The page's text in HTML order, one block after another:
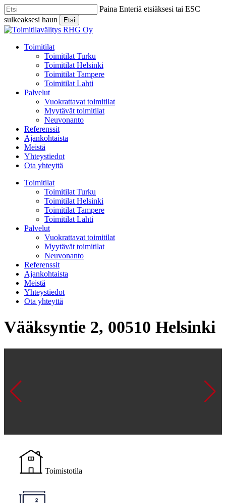
Skip
to
main
content
Paina Enteriä etsiäksesi tai ESC
sulkeaksesi haun
Etsi
Close
Menu
Toimitilat
Toimitilat Turku
Toimitilat Helsinki
Toimitilat Tampere
Toimitilat Lahti
Palvelut
Vuokrattavat toimitilat
Myytävät toimitilat
Neuvonanto
Referenssit
Ajankohtaista
Meistä
Yhteystiedot
Ota yhteyttä
Toimitilat
Toimitilat Turku
Toimitilat Helsinki
Toimitilat Tampere
Toimitilat Lahti
Palvelut
Vuokrattavat toimitilat
Myytävät toimitilat
Neuvonanto
Referenssit
Ajankohtaista
Meistä
Yhteystiedot
Ota yhteyttä
Vääksyntie 2, 00510 Helsinki
Toimistotila